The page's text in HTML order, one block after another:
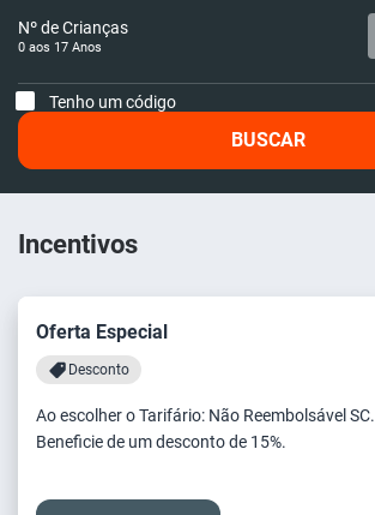
Nº de Crianças
0 aos 17 Anos
Tenho um código
BUSCAR
Incentivos
Oferta Especial
Desconto
Ao escolher o Tarifário: Não Reembolsável SC.
Beneficie de um desconto de 15%.